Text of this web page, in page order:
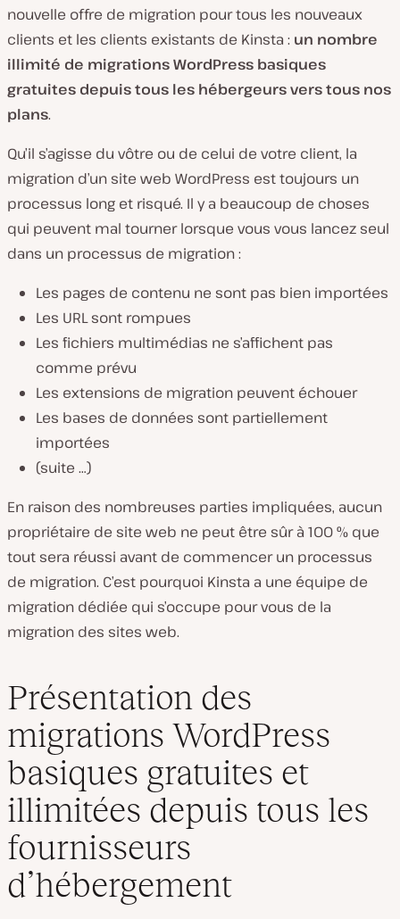
nouvelle offre de migration pour tous les nouveaux
clients et les clients existants de Kinsta : un nombre
illimité de migrations WordPress basiques
gratuites depuis tous les hébergeurs vers tous nos
plans.
Qu’il s’agisse du vôtre ou de celui de votre client, la
migration d’un site web WordPress est toujours un
processus long et risqué. Il y a beaucoup de choses
qui peuvent mal tourner lorsque vous vous lancez seul
dans un processus de migration :
Les pages de contenu ne sont pas bien importées
Les URL sont rompues
Les fichiers multimédias ne s’affichent pas
comme prévu
Les extensions de migration peuvent échouer
Les bases de données sont partiellement
importées
(suite …)
En raison des nombreuses parties impliquées, aucun
propriétaire de site web ne peut être sûr à 100 % que
tout sera réussi avant de commencer un processus
de migration. C’est pourquoi Kinsta a une équipe de
migration dédiée qui s’occupe pour vous de la
migration des sites web.
Présentation des
migrations WordPress
basiques gratuites et
illimitées depuis tous les
fournisseurs
d’hébergement